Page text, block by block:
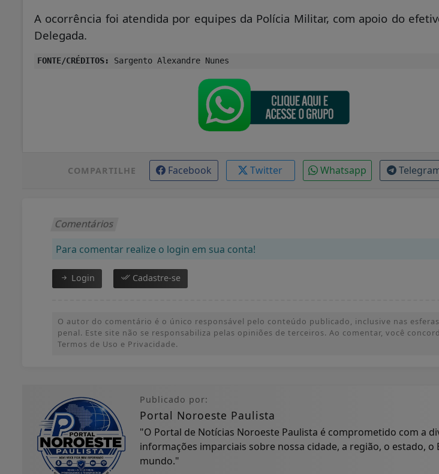
A ocorrência foi atendida por equipes da Polícia Militar, com apoio do
Delegada.
FONTE/CRÉDITOS: Sargento Alexandre Nunes
COMPARTILHE Facebook Twitter Whatsapp
Comentários
Para comentar realize o login em sua conta!
Login Cadastre-se
O autor do comentário é o único responsável pelo conteúdo publicado, inclusive nas
penal. Este site não se responsabiliza pelas opiniões de terceiros. Ao comentar, você
Termos de Uso e Privacidade.
Publicado por:
Portal Noroeste Paulista
"O Portal de Notícias Noroeste Paulista é comprometido com a
informações imparciais sobre nossa cidade, a região, o estado, o
mundo."